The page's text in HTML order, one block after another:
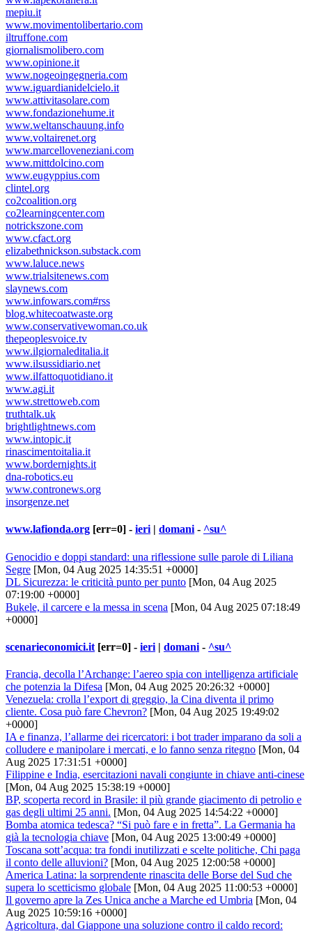
mepiu.it
www.movimentolibertario.com
iltruffone.com
giornalismolibero.com
www.opinione.it
www.nogeoingegneria.com
www.iguardianidelcielo.it
www.attivitasolare.com
www.fondazionehume.it
www.weltanschauung.info
www.voltairenet.org
www.marcelloveneziani.com
www.mittdolcino.com
www.eugyppius.com
clintel.org
co2coalition.org
co2learningcenter.com
notrickszone.com
www.cfact.org
elizabethnickson.substack.com
www.laluce.news
www.trialsitenews.com
slaynews.com
www.infowars.com#rss
blog.whitecoatwaste.org
www.conservativewoman.co.uk
thepeoplesvoice.tv
www.ilgiornaleditalia.it
www.ilsussidiario.net
www.ilfattoquotidiano.it
www.agi.it
www.strettoweb.com
truthtalk.uk
brightlightnews.com
www.intopic.it
rinascimentoitalia.it
www.bordernights.it
dna-robotics.eu
www.contronews.org
insorgenze.net
www.lafionda.org [err=0] - ieri | domani - ^su^
Genocidio e doppi standard: una riflessione sulle parole di Liliana
Segre [Mon, 04 Aug 2025 14:35:51 +0000]
DL Sicurezza: le criticità punto per punto [Mon, 04 Aug 2025
07:19:00 +0000]
Bukele, il carcere e la messa in scena [Mon, 04 Aug 2025 07:18:49
+0000]
scenarieconomici.it [err=0] - ieri | domani - ^su^
Francia, decolla l’Archange: l’aereo spia con intelligenza artificiale
che potenzia la Difesa [Mon, 04 Aug 2025 20:26:32 +0000]
Venezuela: crolla l’export di greggio, la Cina diventa il primo
cliente. Cosa può fare Chevron? [Mon, 04 Aug 2025 19:49:02
+0000]
IA e finanza, l’allarme dei ricercatori: i bot trader imparano da soli a
colludere e manipolare i mercati, e lo fanno senza ritegno [Mon, 04
Aug 2025 17:31:51 +0000]
Filippine e India, esercitazioni navali congiunte in chiave anti-cinese
[Mon, 04 Aug 2025 15:38:19 +0000]
BP, scoperta record in Brasile: il più grande giacimento di petrolio e
gas degli ultimi 25 anni. [Mon, 04 Aug 2025 14:54:22 +0000]
Bomba atomica tedesca? “Si può fare e in fretta”. La Germania ha
già la tecnologia chiave [Mon, 04 Aug 2025 13:00:49 +0000]
Toscana sott’acqua: tra fondi inutilizzati e scelte politiche, Chi paga
il conto delle alluvioni? [Mon, 04 Aug 2025 12:00:58 +0000]
America Latina: la sorprendente rinascita delle Borse del Sud che
supera lo scetticismo globale [Mon, 04 Aug 2025 11:00:53 +0000]
Il governo apre la Zes Unica anche a Marche ed Umbria [Mon, 04
Aug 2025 10:59:16 +0000]
Agricoltura, dal Giappone una soluzione contro il caldo record: